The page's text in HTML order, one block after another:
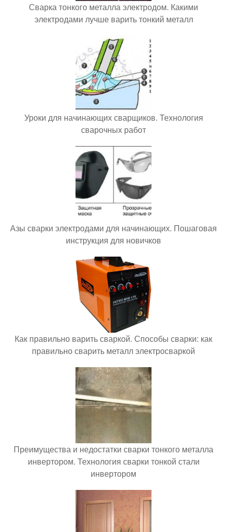
Сварка тонкого металла электродом. Какими
электродами лучше варить тонкий металл
Уроки для начинающих сварщиков. Технология
сварочных работ
Азы сварки электродами для начинающих. Пошаговая
инструкция для новичков
Как правильно варить сваркой. Способы сварки: как
правильно сварить металл электросваркой
Преимущества и недостатки сварки тонкого металла
инвертором. Технология сварки тонкой стали
инвертором